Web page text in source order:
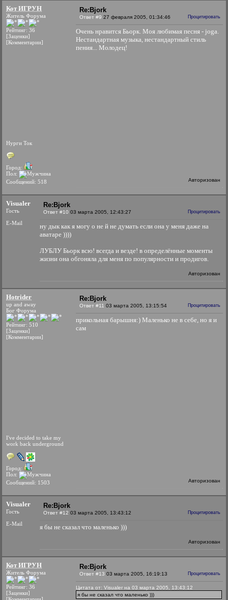
Кот ИГРУН
Житель Форума
Рейтинг: 36
[Заценки]
[Комментарии]
Нурги Ток
Город:
Пол:
Сообщений: 518
Re:Bjork
Ответ #9 27 февраля 2005, 01:34:46 Процитировать
Очень нравится Бьорк. Моя любимая песня - joga.
Нестандартная музыка, нестандартный стиль
пения... Молодец!
Авторизован
Visualer
Гость
E-Mail
Re:Bjork
Ответ #10 03 марта 2005, 12:43:27 Процитировать
ну дык как я могу о не й не думать если она у меня даже на
аватаре ))))
ЛУБЛУ Бьорк всю! всегда и везде! в определённые моменты
жизни она обгоняла для меня по популярности и продигов.
Авторизован
Hotrider
up and away
Бог Форума
Рейтинг: 510
[Заценки]
[Комментарии]
I've decided to take my
work back underground
Город:
Пол:
Сообщений: 1503
Re:Bjork
Ответ #11 03 марта 2005, 13:15:54 Процитировать
прикольная барышня:) Маленько не в себе, но я и
сам
Авторизован
Visualer
Гость
E-Mail
Re:Bjork
Ответ #12 03 марта 2005, 13:43:12 Процитировать
я бы не сказал что маленько )))
Авторизован
Кот ИГРУН
Житель Форума
Рейтинг: 36
[Заценки]
Re:Bjork
Ответ #13 03 марта 2005, 16:19:13 Процитировать
Цитата от: Visualer на 03 марта 2005, 13:43:12
я бы не сказал что маленько )))